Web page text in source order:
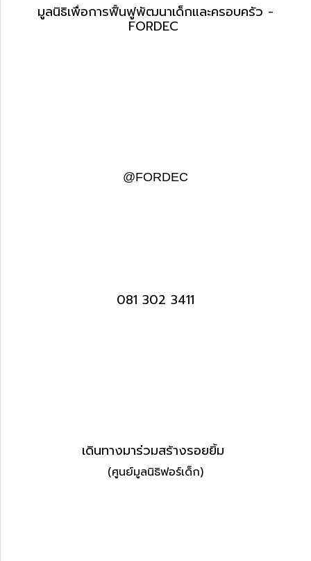
มูลนิธิเพื่อการฟื้นฟูพัฒนาเด็กและครอบครัว -
FORDEC
@FORDEC
081 302 3411
เดินทางมาร่วมสร้างรอยยิ้ม
(ศูนย์มูลนิธิฟอร์เด็ก)